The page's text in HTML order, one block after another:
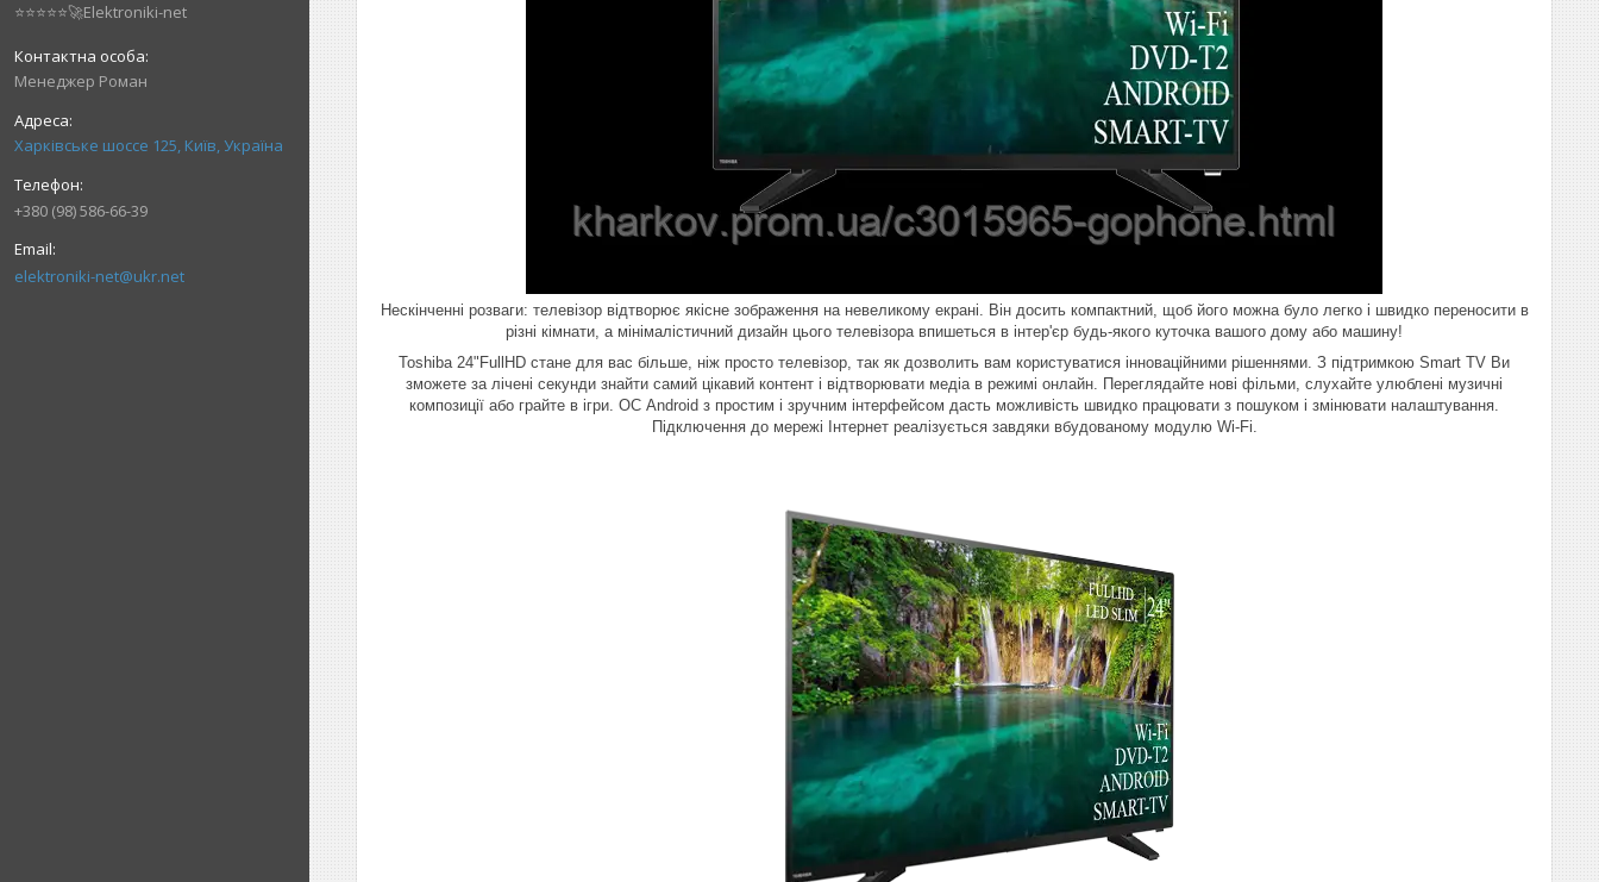
⭐⭐⭐⭐⭐🚀Elektroniki-net
Менеджер Роман
Харківське шоссе 125, Київ, Україна
+380 (98) 586-66-39
elektroniki-net@ukr.net
Нескінченні розваги: телевізор відтворює якісне зображення на невеликому екрані. Він досить компактний, щоб його можна було легко і швидко переносити в
різні кімнати, а мінімалістичний дизайн цього телевізора впишеться в інтер'єр будь-якого куточка вашого дому або машину!
Toshiba 24"FullHD стане для вас більше, ніж просто телевізор, так як дозволить вам користуватися інноваційними рішеннями. З підтримкою Smart TV Ви
зможете за лічені секунди знайти самий цікавий контент і відтворювати медіа в режимі онлайн. Переглядайте нові фільми, слухайте улюблені музичні
композиції або грайте в ігри. ОС Android з простим і зручним інтерфейсом дасть можливість швидко працювати з пошуком і змінювати налаштування.
Підключення до мережі Інтернет реалізується завдяки вбудованому модулю Wi-Fi.